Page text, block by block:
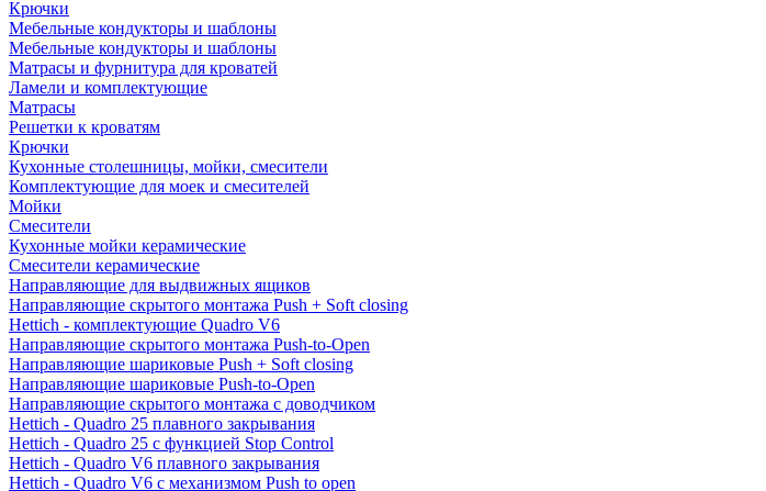
Крючки
Мебельные кондукторы и шаблоны
Мебельные кондукторы и шаблоны
Матрасы и фурнитура для кроватей
Ламели и комплектующие
Матрасы
Решетки к кроватям
Крючки
Кухонные столешницы, мойки, смесители
Комплектующие для моек и смесителей
Мойки
Смесители
Кухонные мойки керамические
Смесители керамические
Направляющие для выдвижных ящиков
Направляющие скрытого монтажа Push + Soft closing
Hettich - комплектующие Quadro V6
Направляющие скрытого монтажа Push-to-Open
Направляющие шариковые Push + Soft closing
Направляющие шариковые Push-to-Open
Направляющие скрытого монтажа с доводчиком
Hettich - Quadro 25 плавного закрывания
Hettich - Quadro 25 с функцией Stop Control
Hettich - Quadro V6 плавного закрывания
Hettich - Quadro V6 с механизмом Push to open